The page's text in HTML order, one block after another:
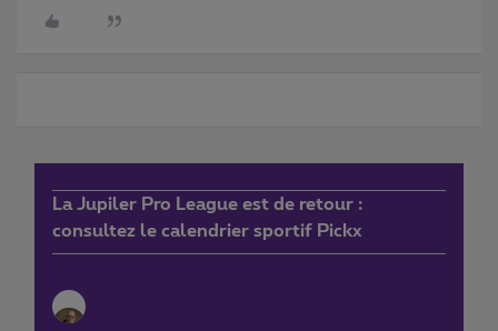
La Jupiler Pro League est de retour :
consultez le calendrier sportif Pickx